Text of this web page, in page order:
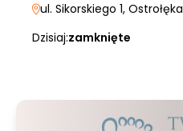
ul. Sikorskiego 1, Ostrołęka
Dzisiaj:zamknięte